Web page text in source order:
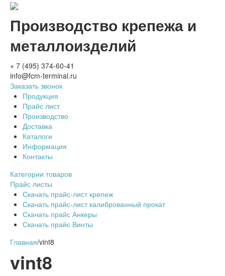
Производство крепежа и
металлоизделий
+ 7 (495) 374-60-41
info@fcm-terminal.ru
Заказать звонок
Продукция
Прайс лист
Производство
Доставка
Каталоги
Информация
Контакты
Категории товаров
Прайс листы
Скачать прайс-лист крепеж
Скачать прайс-лист калиброванный прокат
Скачать прайс Анкеры
Скачать прайс Винты
Главная/vint8
vint8